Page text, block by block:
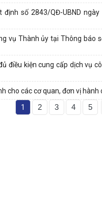
số 2843/QĐ-UBND
vụ Thành ủy tại Thông
điều kiện cung cấp dịch vụ
cho các cơ quan, đơn vị
1 2 3 4 5